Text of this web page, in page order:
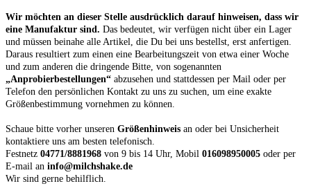
Wir möchten an dieser Stelle ausdrücklich darauf hinweisen, dass wir
eine Manufaktur sind. Das bedeutet, wir verfügen nicht über ein Lager
und müssen beinahe alle Artikel, die Du bei uns bestellst, erst anfertigen.
Daraus resultiert zum einen eine Bearbeitungszeit von etwa einer Woche
und zum anderen die dringende Bitte, von sogenannten
„Anprobierbestellungen“ abzusehen und stattdessen per Mail oder per
Telefon den persönlichen Kontakt zu uns zu suchen, um eine exakte
Größenbestimmung vornehmen zu können.
Schaue bitte vorher unseren Größenhinweis an oder bei Unsicherheit
kontaktiere uns am besten telefonisch.
Festnetz 04771/8881968 von 9 bis 14 Uhr, Mobil 016098950005 oder per
E-mail an info@milchshake.de
Wir sind gerne behilflich.